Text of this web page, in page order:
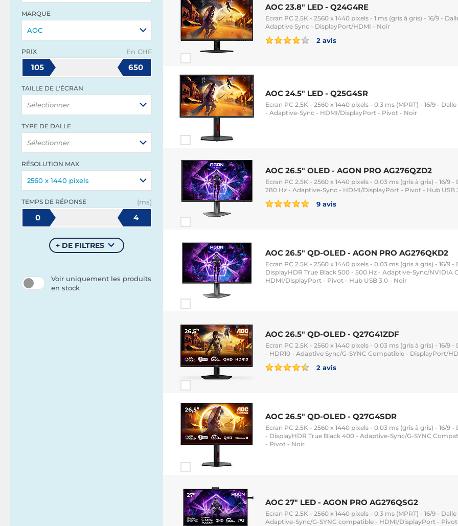
MARQUE
AOC
PRIX En CHF
105 650
TAILLE DE L'ÉCRAN
Sélectionner
TYPE DE DALLE
Sélectionner
RÉSOLUTION MAX
2560 x 1440 pixels
TEMPS DE RÉPONSE (ms)
0 4
+ DE FILTRES
Voir uniquement les produits
en stock
AOC 23.8" LED - Q24G4RE
Ecran PC 2.5K - 2560 x 1440 pixels - 1 ms (gris à gris) - 16/9 -
Adaptive Sync - DisplayPort/HDMI - Noir
2 avis
AOC 24.5" LED - Q25G4SR
Ecran PC 2.5K - 2560 x 1440 pixels - 0.3 ms (MPRT) - 16/9 -
- Adaptive-Sync - HDMI/DisplayPort - Pivot - Noir
AOC 26.5" OLED - AGON PRO AG276QZD2
Ecran PC 2.5K - 2560 x 1440 pixels - 0.03 ms (gris à gris) - 16/9
280 Hz - Adaptive-Sync - HDMI/DisplayPort - Pivot - Hub USB
9 avis
AOC 26.5" QD-OLED - AGON PRO AG276QKD2
Ecran PC 2.5K - 2560 x 1440 pixels - 0.03 ms (gris à gris) - 16/9 -
DisplayHDR True Black 500 - 500 Hz - Adaptive-Sync/NVIDIA
HDMI/DisplayPort - Pivot - Hub USB 3.0 - Noir
AOC 26.5" QD-OLED - Q27G41ZDF
Ecran PC 2.5K - 2560 x 1440 pixels - 0.03 ms (gris à gris) - 16/9
- HDR10 - Adaptive Sync/G-SYNC Compatible - DisplayPort/
2 avis
AOC 26.5" QD-OLED - Q27G4SDR
Ecran PC 2.5K - 2560 x 1440 pixels - 0.03 ms (gris à gris) - 16/9
- DisplayHDR True Black 400 - Adaptive-Sync/G-SYNC
- Pivot - Noir
AOC 27" LED - AGON PRO AG276QSG2
Ecran PC 2.5K - 2560 x 1440 pixels - 0.3 ms (MPRT) - 16/9 -
Adaptive-Sync/G-SYNC compatible - HDMI/DisplayPort -